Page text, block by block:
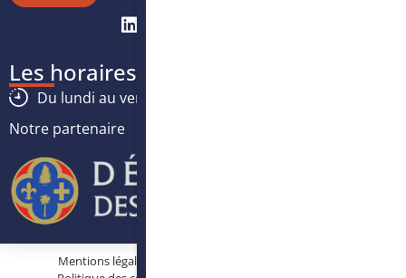
Les horaires
Du lundi au vendredi :
Notre partenaire
Mentions légales